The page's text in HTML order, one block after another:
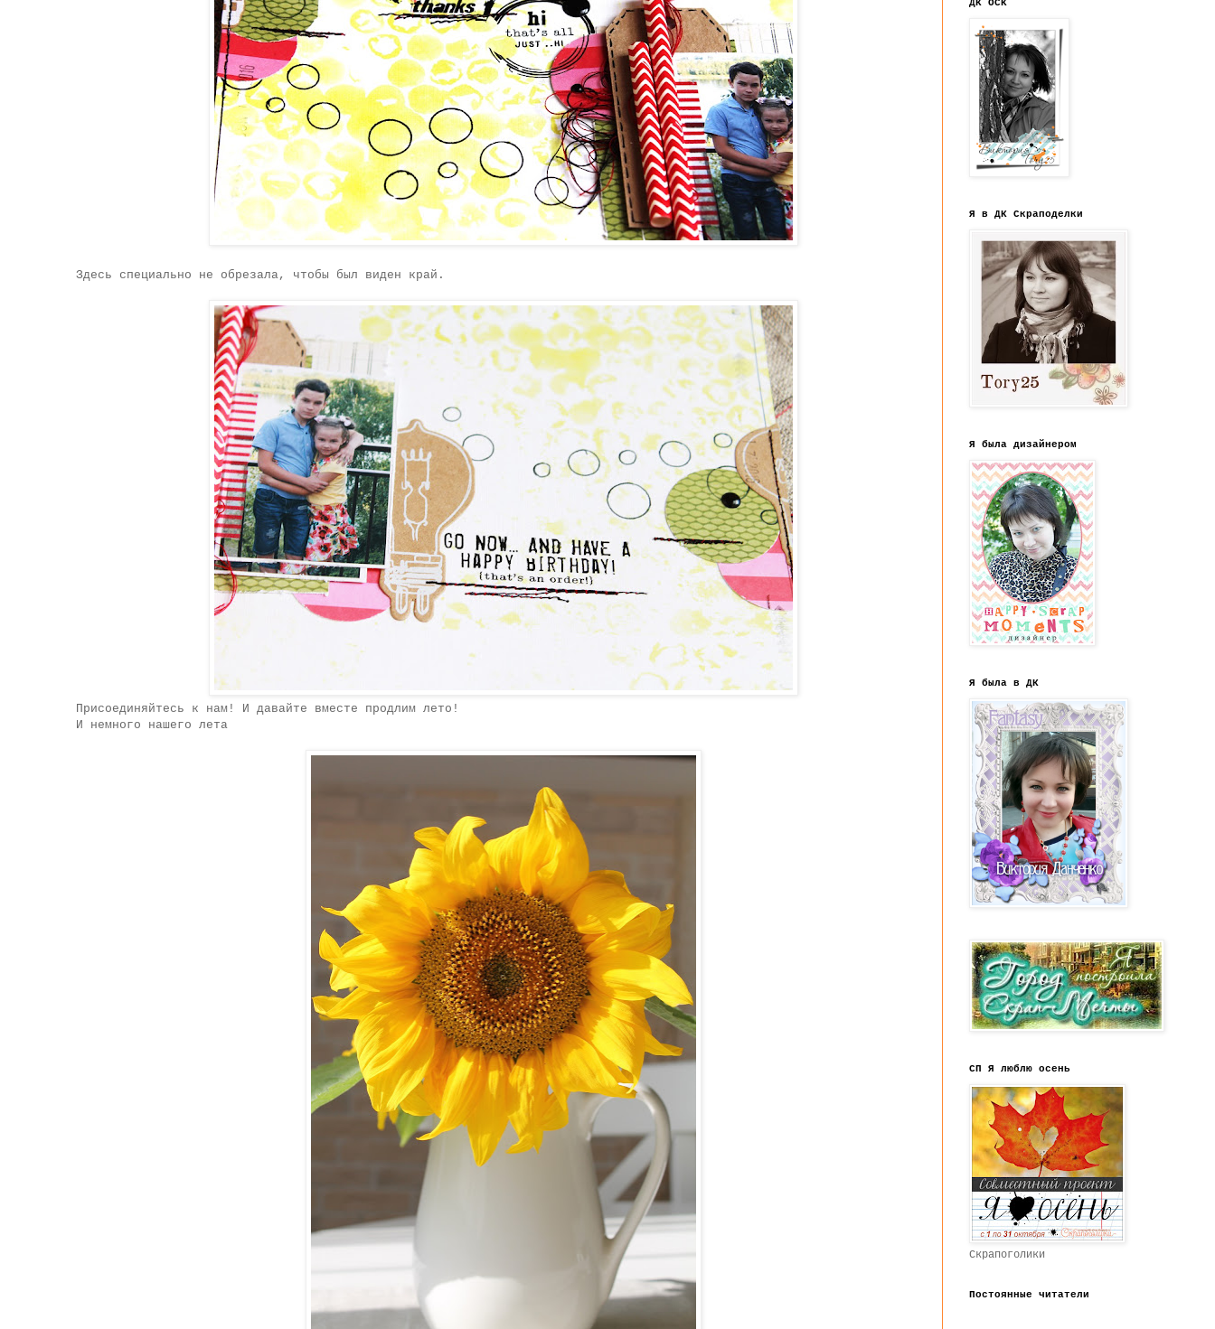
Здесь специально не обрезала, чтобы был виден край.
Присоединяйтесь к нам! И давайте вместе продлим лето!
И немного нашего лета
ДК ОСК
Я в ДК Скраподелки
Я была дизайнером
Я была в ДК
СП Я люблю осень
Скрапоголики
Постоянные читатели